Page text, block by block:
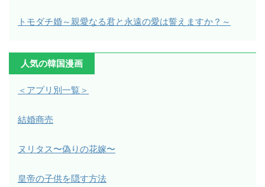
トモダチ婚～親愛なる君と永遠の愛は誓えますか？～
人気の韓国漫画
＜アプリ別一覧＞
結婚商売
ヌリタス〜偽りの花嫁〜
皇帝の子供を隠す方法